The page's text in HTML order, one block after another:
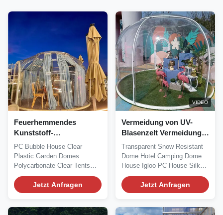
Feuerhemmendes
Kunststoff-
Polycarbonat-Blasen-
Zelt Ho
Leistungsfaktorkorrektur
PC Bubble House Clear
Plastic Garden Domes
Polycarbonate Clear Tents
with Aluminium Frame Silk...
Jetzt Anfragen
VIDEO
Vermeidung von UV-
Blasenzelt Vermeidung
von wetterdichten
Automobilelektronik
Transparent Snow Resistant
Dome Hotel Camping Dome
House Igloo PC House Silk
Road Enterprise's...
Jetzt Anfragen